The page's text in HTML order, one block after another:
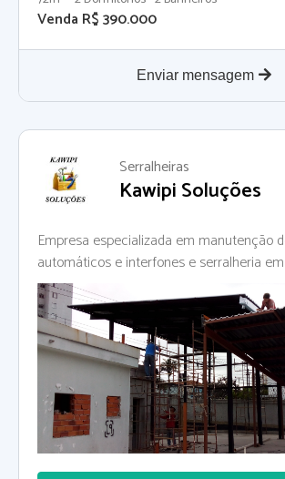
Venda R$ 390.000
Enviar mensagem
Serralheiras
Kawipi Soluções
Empresa especializada em manutenção
automáticos e interfones e serralheria